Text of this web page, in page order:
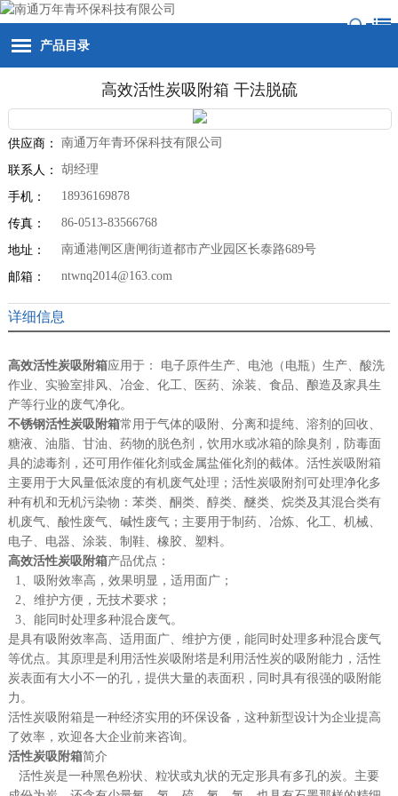
产品目录
高效活性炭吸附箱 干法脱硫
供应商： 南通万年青环保科技有限公司
联系人： 胡经理
手机： 18936169878
传真： 86-0513-83566768
地址： 南通港闸区唐闸街道都市产业园区长泰路689号
邮箱： ntwnq2014@163.com
详细信息
高效活性炭吸附箱应用于： 电子原件生产、电池（电瓶）生产、酸洗
作业、实验室排风、冶金、化工、医药、涂装、食品、酿造及家具生
产等行业的废气净化。
不锈钢活性炭吸附箱常用于气体的吸附、分离和提纯、溶剂的回收、
糖液、油脂、甘油、药物的脱色剂，饮用水或冰箱的除臭剂，防毒面
具的滤毒剂，还可用作催化剂或金属盐催化剂的截体。活性炭吸附箱
主要用于大风量低浓度的有机废气处理；活性炭吸附剂可处理净化多
种有机和无机污染物：苯类、酮类、醇类、醚类、烷类及其混合类有
机废气、酸性废气、碱性废气；主要用于制药、冶炼、化工、机械、
电子、电器、涂装、制鞋、橡胶、塑料。
高效活性炭吸附箱产品优点：
1、吸附效率高，效果明显，适用面广；
2、维护方便，无技术要求；
3、能同时处理多种混合废气。
是具有吸附效率高、适用面广、维护方便，能同时处理多种混合废气
等优点。其原理是利用活性炭吸附塔是利用活性炭的吸附能力，活性
炭表面有大小不一的孔，提供大量的表面积，同时具有很强的吸附能
力。
活性炭吸附箱是一种经济实用的环保设备，这种新型设计为企业提高
了效率，欢迎各大企业前来咨询。
活性炭吸附箱简介
活性炭是一种黑色粉状、粒状或丸状的无定形具有多孔的炭。主要